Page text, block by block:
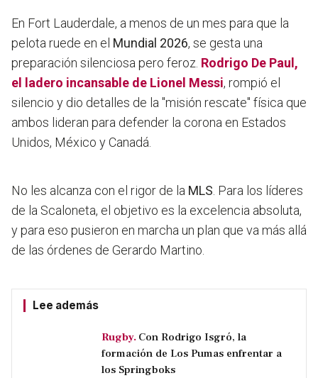
En Fort Lauderdale, a menos de un mes para que la
pelota ruede en el Mundial 2026, se gesta una
preparación silenciosa pero feroz. Rodrigo De Paul ,
el ladero incansable de Lionel Messi, rompió el
silencio y dio detalles de la "misión rescate" física que
ambos lideran para defender la corona en Estados
Unidos, México y Canadá.
No les alcanza con el rigor de la MLS . Para los líderes
de la Scaloneta, el objetivo es la excelencia absoluta,
y para eso pusieron en marcha un plan que va más allá
de las órdenes de Gerardo Martino.
Lee además
Rugby. Con Rodrigo Isgró, la
formación de Los Pumas enfrentar a
los Springboks